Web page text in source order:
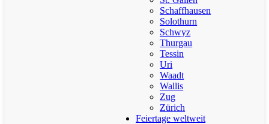
Schaffhausen
Solothurn
Schwyz
Thurgau
Tessin
Uri
Waadt
Wallis
Zug
Zürich
Feiertage weltweit